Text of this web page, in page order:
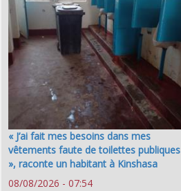
« J’ai fait mes besoins dans mes
vêtements faute de toilettes publiques
», raconte un habitant à Kinshasa
08/08/2026 - 07:54